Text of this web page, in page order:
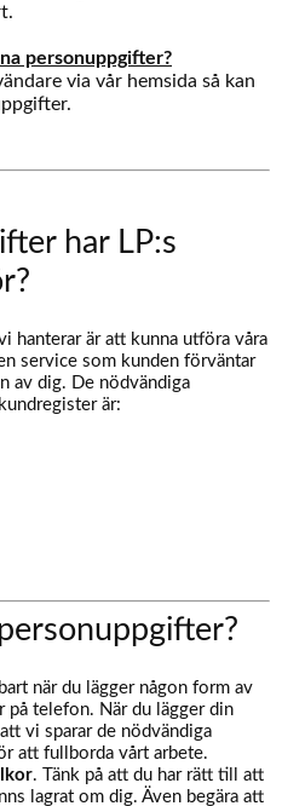
personuppgifter?
via vår hemsida så kan
har LP:s
hanterar är att kunna utföra våra
service som kunden förväntar
av dig. De nödvändiga
är:
när du lägger någon form av
på telefon. När du lägger din
vi sparar de nödvändiga
att fullborda vårt arbete.
. Tänk på att du har rätt till att
lagrat om dig. Även begära att